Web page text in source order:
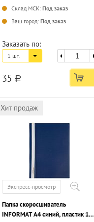
Склад МСК: Под заказ
Ваш город: Под заказ
Заказать по:
1 шт.
35 a
Хит продаж
Экспресс-просмотр
Папка скоросшиватель
INFORMAT А4 синий, пластик 180